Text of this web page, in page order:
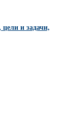
и задачи,